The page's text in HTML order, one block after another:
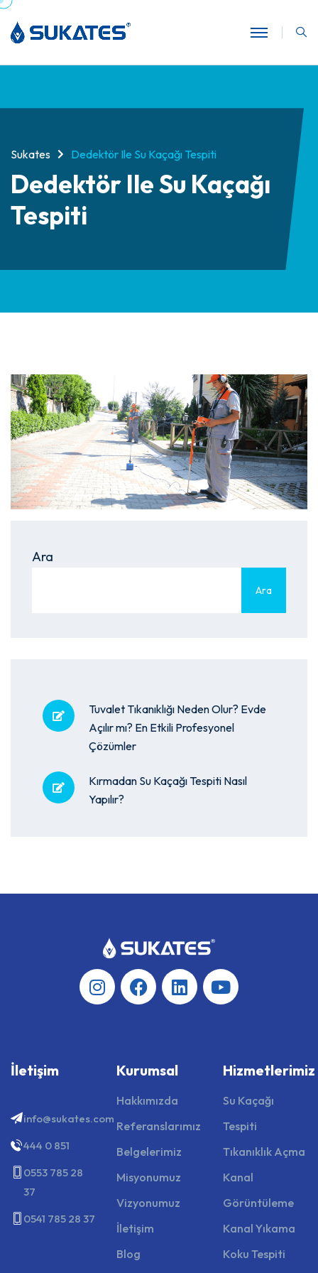
Sukates Dedektör Ile Su Kaçağı Tespiti
Dedektör Ile Su Kaçağı
Tespiti
Ara
Ara
Tuvalet Tıkanıklığı Neden Olur? Evde
Açılır mı? En Etkili Profesyonel
Çözümler
Kırmadan Su Kaçağı Tespiti Nasıl
Yapılır?
İletişim
info@sukates.com
444 0 851
0553 785 28
37
0541 785 28 37
Kurumsal
Hakkımızda
Referanslarımız
Belgelerimiz
Misyonumuz
Vizyonumuz
İletişim
Blog
Hizmetlerimiz
Su Kaçağı
Tespiti
Tıkanıklık Açma
Kanal
Görüntüleme
Kanal Yıkama
Koku Tespiti